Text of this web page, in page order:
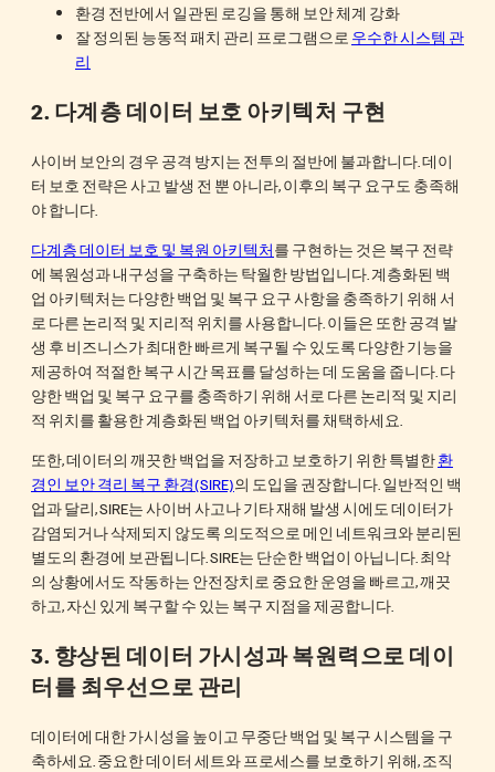
환경 전반에서 일관된 로깅을 통해 보안 체계 강화
잘 정의된 능동적 패치 관리 프로그램으로 우수한 시스템 관
리
2.다계층 데이터 보호 아키텍처 구현
사이버 보안의 경우 공격 방지는 전투의 절반에 불과합니다. 데이
터 보호 전략은 사고 발생 전 뿐 아니라, 이후의 복구 요구도 충족해
야 합니다.
다계층 데이터 보호 및 복원 아키텍처를 구현하는 것은 복구 전략
에 복원성과 내구성을 구축하는 탁월한 방법입니다. 계층화된 백
업 아키텍처는 다양한 백업 및 복구 요구 사항을 충족하기 위해 서
로 다른 논리적 및 지리적 위치를 사용합니다. 이들은 또한 공격 발
생 후 비즈니스가 최대한 빠르게 복구될 수 있도록 다양한 기능을
제공하여 적절한 복구 시간 목표를 달성하는 데 도움을 줍니다. 다
양한 백업 및 복구 요구를 충족하기 위해 서로 다른 논리적 및 지리
적 위치를 활용한 계층화된 백업 아키텍처를 채택하세요.
또한, 데이터의 깨끗한 백업을 저장하고 보호하기 위한 특별한환
경인 보안 격리 복구 환경(SIRE)의 도입을 권장합니다. 일반적인 백
업과 달리, SIRE는 사이버 사고나 기타 재해 발생 시에도 데이터가
감염되거나 삭제되지 않도록 의도적으로 메인 네트워크와 분리된
별도의 환경에 보관됩니다. SIRE는 단순한 백업이 아닙니다. 최악
의 상황에서도 작동하는 안전장치로 중요한 운영을 빠르고, 깨끗
하고, 자신 있게 복구할 수 있는 복구 지점을 제공합니다.
3.향상된 데이터 가시성과 복원력으로 데이
터를 최우선으로 관리
데이터에 대한 가시성을 높이고 무중단 백업 및 복구 시스템을 구
축하세요. 중요한 데이터 세트와 프로세스를 보호하기 위해, 조직